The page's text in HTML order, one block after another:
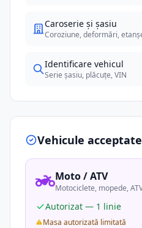
Caroserie și șasiu
Coroziune, deformări,
Identificare vehicul
Serie șasiu, plăcuțe, VIN
Vehicule acceptate
Moto / ATV
Motociclete, mopede,
Autorizat — 1 linie
Masa autorizată limitată